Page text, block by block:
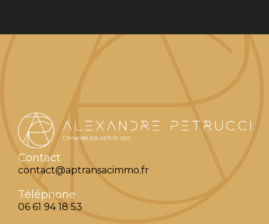
Contact
contact@aptransacimmo.fr
Téléphone
06 61 94 18 53